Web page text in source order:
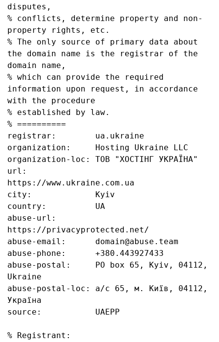
disputes,
% conflicts, determine property and non-
property rights, etc.
% The only source of primary data about
the domain name is the registrar of the
domain name,
% which can provide the required
information upon request, in accordance
with the procedure
% established by law.
% ==========
registrar:        ua.ukraine
organization:     Hosting Ukraine LLC
organization-loc: ТОВ "ХОСТІНГ УКРАЇНА"
url:
https://www.ukraine.com.ua
city:             Kyiv
country:          UA
abuse-url:
https://privacyprotected.net/
abuse-email:      domain@abuse.team
abuse-phone:      +380.443927433
abuse-postal:     PO box 65, Kyiv, 04112,
Ukraine
abuse-postal-loc: а/с 65, м. Київ, 04112,
Україна
source:           UAEPP
% Registrant: